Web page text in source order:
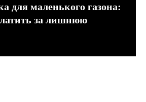
для маленького газона:
за лишнюю